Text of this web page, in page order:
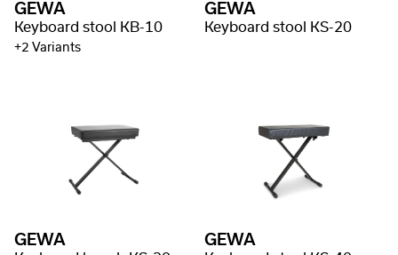
GEWA
Keyboard stool KB-10
+2 Variants
GEWA
Keyboard stool KS-20
GEWA GEWA